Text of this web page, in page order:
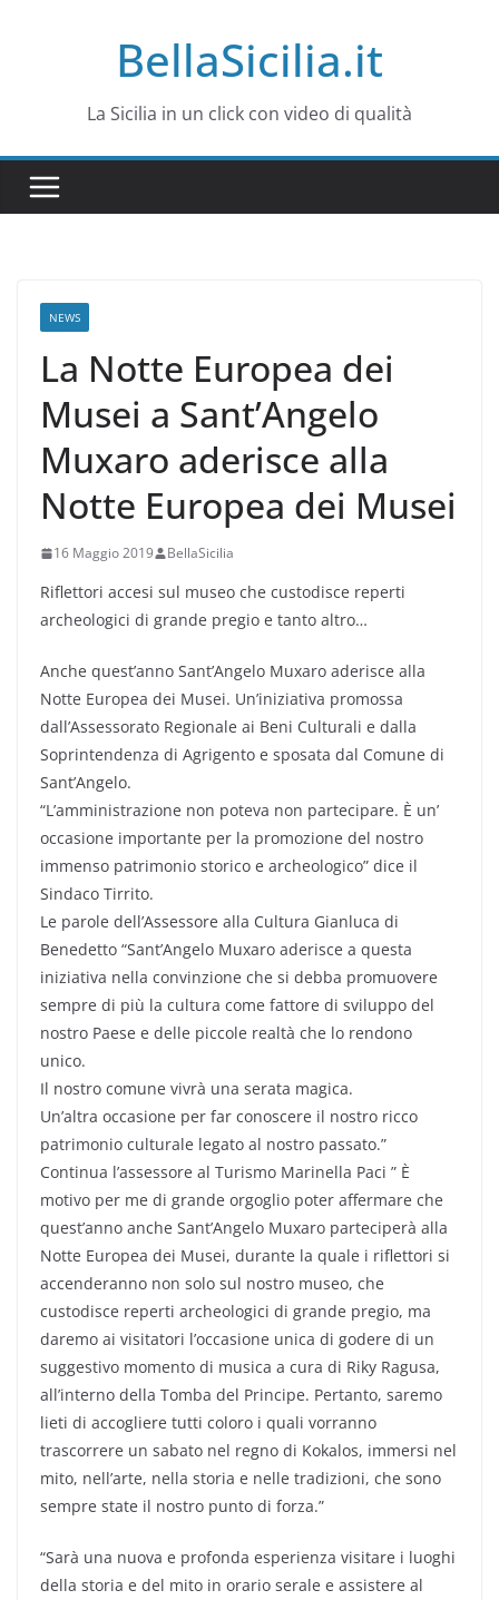
BellaSicilia.it
La Sicilia in un click con video di qualità
NEWS
La Notte Europea dei
Musei a Sant’Angelo
Muxaro aderisce alla
Notte Europea dei Musei
16 Maggio 2019 BellaSicilia
Riflettori accesi sul museo che custodisce reperti
archeologici di grande pregio e tanto altro…
Anche quest’anno Sant’Angelo Muxaro aderisce alla
Notte Europea dei Musei. Un’iniziativa promossa
dall’Assessorato Regionale ai Beni Culturali e dalla
Soprintendenza di Agrigento e sposata dal Comune di
Sant’Angelo.
“L’amministrazione non poteva non partecipare. È un’
occasione importante per la promozione del nostro
immenso patrimonio storico e archeologico” dice il
Sindaco Tirrito.
Le parole dell’Assessore alla Cultura Gianluca di
Benedetto “Sant’Angelo Muxaro aderisce a questa
iniziativa nella convinzione che si debba promuovere
sempre di più la cultura come fattore di sviluppo del
nostro Paese e delle piccole realtà che lo rendono
unico.
Il nostro comune vivrà una serata magica.
Un’altra occasione per far conoscere il nostro ricco
patrimonio culturale legato al nostro passato.”
Continua l’assessore al Turismo Marinella Paci ” È
motivo per me di grande orgoglio poter affermare che
quest’anno anche Sant’Angelo Muxaro parteciperà alla
Notte Europea dei Musei, durante la quale i riflettori si
accenderanno non solo sul nostro museo, che
custodisce reperti archeologici di grande pregio, ma
daremo ai visitatori l’occasione unica di godere di un
suggestivo momento di musica a cura di Riky Ragusa,
all’interno della Tomba del Principe. Pertanto, saremo
lieti di accogliere tutti coloro i quali vorranno
trascorrere un sabato nel regno di Kokalos, immersi nel
mito, nell’arte, nella storia e nelle tradizioni, che sono
sempre state il nostro punto di forza.”
“Sarà una nuova e profonda esperienza visitare i luoghi
della storia e del mito in orario serale e assistere al